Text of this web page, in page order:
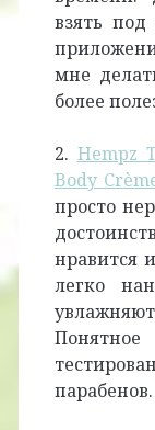
взять
мне
более
2. Hempz
Body
просто
нравится
легко
парабенов.